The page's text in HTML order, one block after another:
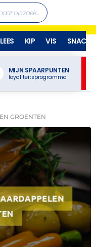
KIP VIS SNACKS
MIJN SPAARPUNTEN
loyaliteitsprogramma
GROENTEN